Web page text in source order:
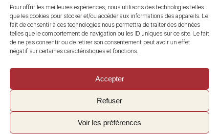
Pour offrir les meilleures expériences, nous utilisons des technologies telles
que les cookies pour stocker et/ou accéder aux informations des appareils. Le
fait de consentir à ces technologies nous permettra de traiter des données
telles que le comportement de navigation ou les ID uniques sur ce site. Le fait
de ne pas consentir ou de retirer son consentement peut avoir un effet
négatif sur certaines caractéristiques et fonctions.
Accepter
Refuser
Voir les préférences
@maisonandrouet
Copyright © 2026 Androuet
Site parMake the Grade